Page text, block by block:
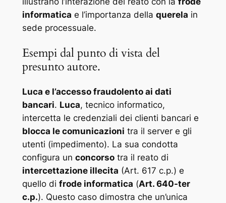
informatica e l’importanza della querela in
sede processuale.
Esempi dal punto di vista del
presunto autore.
Luca e l’accesso fraudolento ai dati
bancari. Luca, tecnico informatico,
intercetta le credenziali dei clienti bancari e
blocca le comunicazioni tra il server e gli
utenti (impedimento). La sua condotta
configura un concorsotra il reato di
intercettazione illecita (Art. 617 c.p.) e
quello di frode informatica (Art. 640-ter
c.p.). Questo caso dimostra che un’unica